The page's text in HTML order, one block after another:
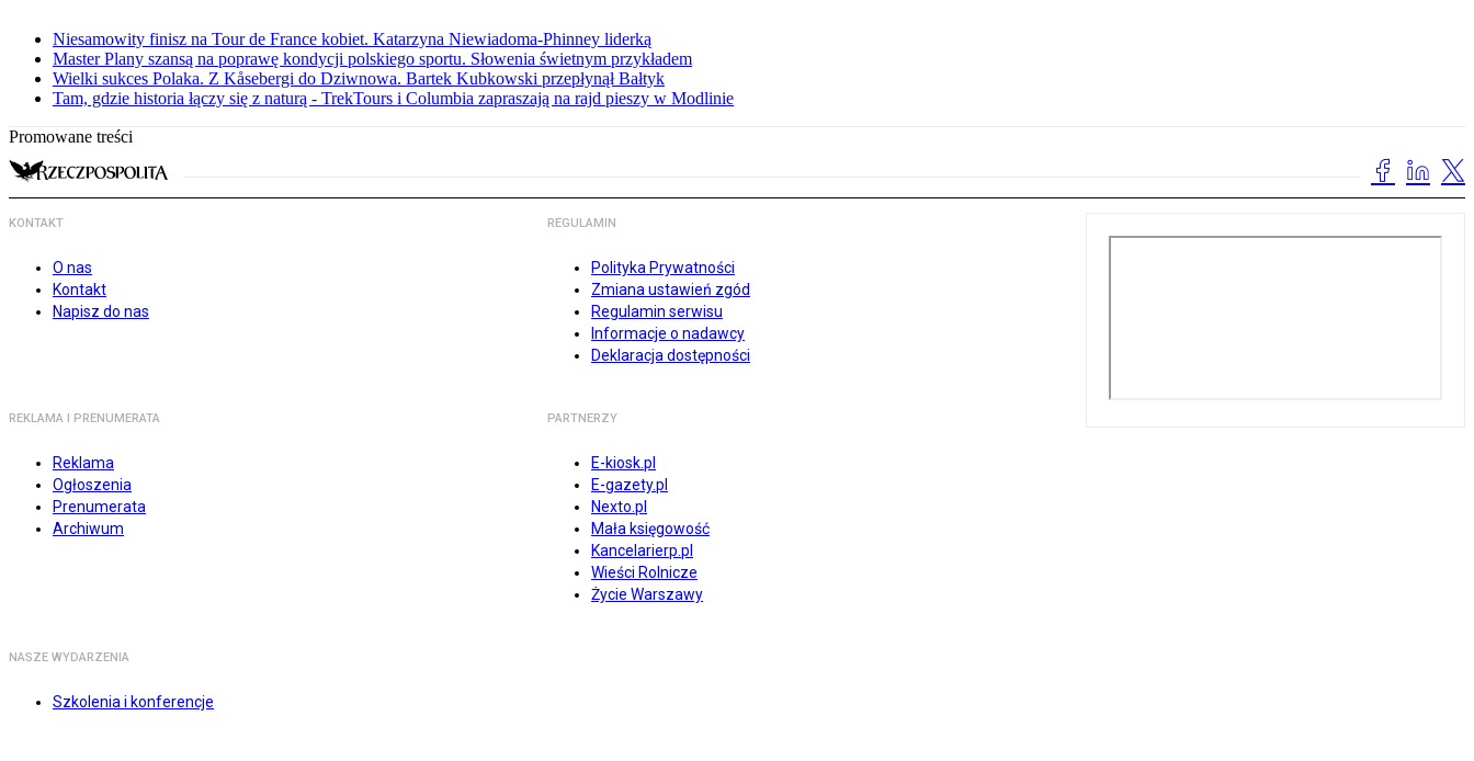
Niesamowity finisz na Tour de France kobiet. Katarzyna Niewiadoma-Phinney liderką
Master Plany szansą na poprawę kondycji polskiego sportu. Słowenia świetnym przykładem
Wielki sukces Polaka. Z Kåsebergi do Dziwnowa. Bartek Kubkowski przepłynął Bałtyk
Tam, gdzie historia łączy się z naturą - TrekTours i Columbia zapraszają na rajd pieszy w Modlinie
Promowane treści
KONTAKT
O nas
Kontakt
Napisz do nas
REGULAMIN
Polityka Prywatności
Zmiana ustawień zgód
Regulamin serwisu
Informacje o nadawcy
Deklaracja dostępności
REKLAMA I PRENUMERATA
Reklama
Ogłoszenia
Prenumerata
Archiwum
PARTNERZY
E-kiosk.pl
E-gazety.pl
Nexto.pl
Mała księgowość
Kancelarierp.pl
Wieści Rolnicze
Życie Warszawy
NASZE WYDARZENIA
Szkolenia i konferencje